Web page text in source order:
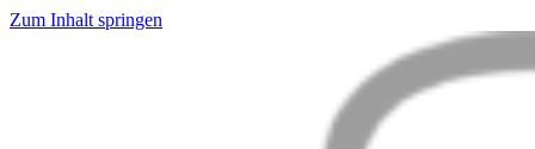
Zum Inhalt springen